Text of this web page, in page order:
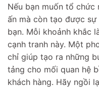
Nếu bạn muốn tổ
ấn mà còn tạo được
bạn. Mỗi khoảnh khắc
cạnh tranh này. Một
chỉ giúp tạo ra những
tảng cho mối quan hệ
khách hàng. Hãy ngồi